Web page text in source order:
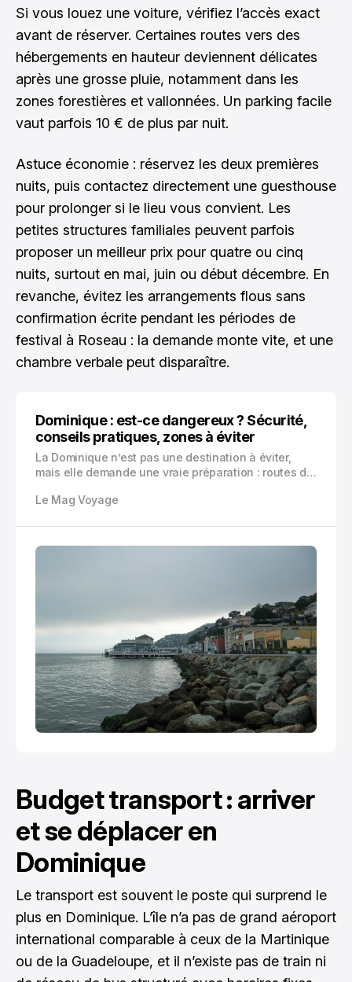
Si vous louez une voiture, vérifiez l’accès exact
avant de réserver. Certaines routes vers des
hébergements en hauteur deviennent délicates
après une grosse pluie, notamment dans les
zones forestières et vallonnées. Un parking facile
vaut parfois 10 € de plus par nuit.
Astuce économie : réservez les deux premières
nuits, puis contactez directement une guesthouse
pour prolonger si le lieu vous convient. Les
petites structures familiales peuvent parfois
proposer un meilleur prix pour quatre ou cinq
nuits, surtout en mai, juin ou début décembre. En
revanche, évitez les arrangements flous sans
confirmation écrite pendant les périodes de
festival à Roseau : la demande monte vite, et une
chambre verbale peut disparaître.
Dominique : est-ce dangereux ? Sécurité,
conseils pratiques, zones à éviter
La Dominique n’est pas une destination à éviter,
mais elle demande une vraie préparation : routes de
opportunistes à Roseau ou Portsmouth. Voici les
Le Mag Voyage
Budget transport : arriver
et se déplacer en
Dominique
Le transport est souvent le poste qui surprend le
plus en Dominique. L’île n’a pas de grand aéroport
international comparable à ceux de la Martinique
ou de la Guadeloupe, et il n’existe pas de train ni